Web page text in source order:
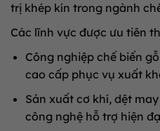
trị khép kín trong ngành
Các lĩnh vực được ưu tiên
Công nghiệp chế biến
cao cấp phục vụ xuất
Sản xuất cơ khí, dệt
công nghệ hỗ trợ hiện